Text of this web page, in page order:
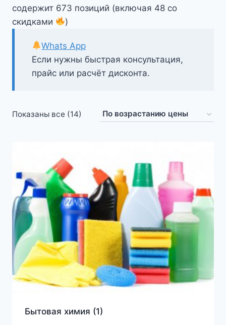
содержит 673 позиций (включая 48 со
скидками
)
Если нужны быстрая консультация,
прайс или расчёт дисконта.
Whats App
Показаны все (14) Цены:
Бытовая химия (1)